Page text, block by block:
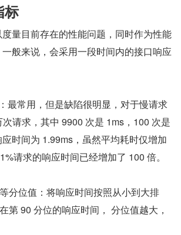
标
量目前存在的性能问题，同时作为性能
般来说，会采用一段时间内的接口响应
最常用，但是缺陷很明显，对于慢请求
请求，其中 9900 次是 1ms，100 次是
时间为 1.99ms，虽然平均耗时仅增加
请求的响应时间已经增加了 100 倍。
分位值：将响应时间按照从小到大排
第 90 分位的响应时间， 分位值越大，